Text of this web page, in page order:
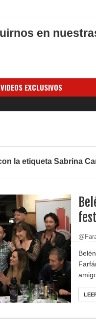
en
VIDEOS EXCLUSIVOS
la etiqueta Sabrina